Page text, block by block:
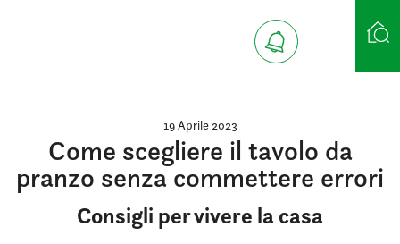
Ricerca case
19 Aprile 2023
Come scegliere il tavolo da
pranzo senza commettere errori
Consigli per vivere la casa